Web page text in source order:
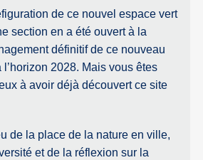
de ce nouvel espace vert
section en a été ouvert à la
définitif de ce nouveau
2028. Mais vous êtes
à avoir déjà découvert ce site
de la place de la nature en ville,
et de la réflexion sur la